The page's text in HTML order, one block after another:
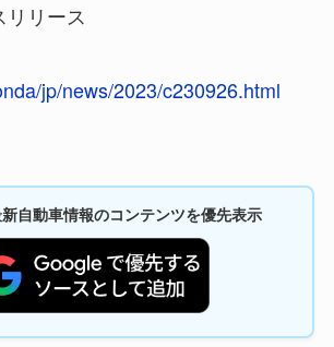
リリース
jp/news/2023/c230926.html
自動車情報のコンテンツを優先表示